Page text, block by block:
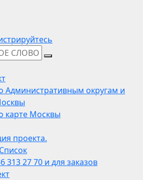
Административным округам и
карте Москвы
проекта.
313 27 70 и для заказов